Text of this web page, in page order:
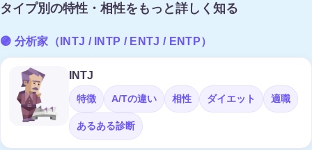
タイプ別の特性・相性をもっと詳しく知る
🟣 分析家（INTJ / INTP / ENTJ / ENTP）
INTJ
特徴 A/Tの違い 相性 ダイエット 適職
あるある診断